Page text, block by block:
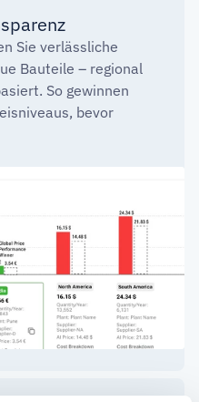
Sie verlässliche
Bauteile – regional
So gewinnen
bevor